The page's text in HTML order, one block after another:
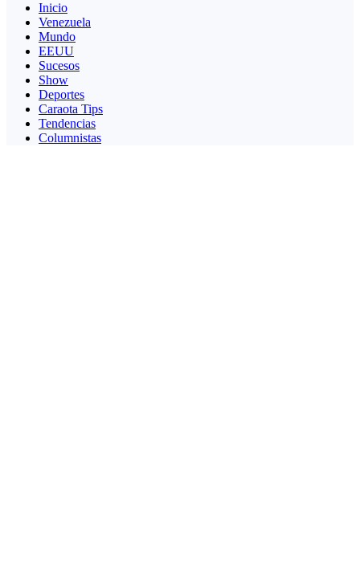
Inicio
Venezuela
Mundo
EEUU
Sucesos
Show
Deportes
Caraota Tips
Tendencias
Columnistas